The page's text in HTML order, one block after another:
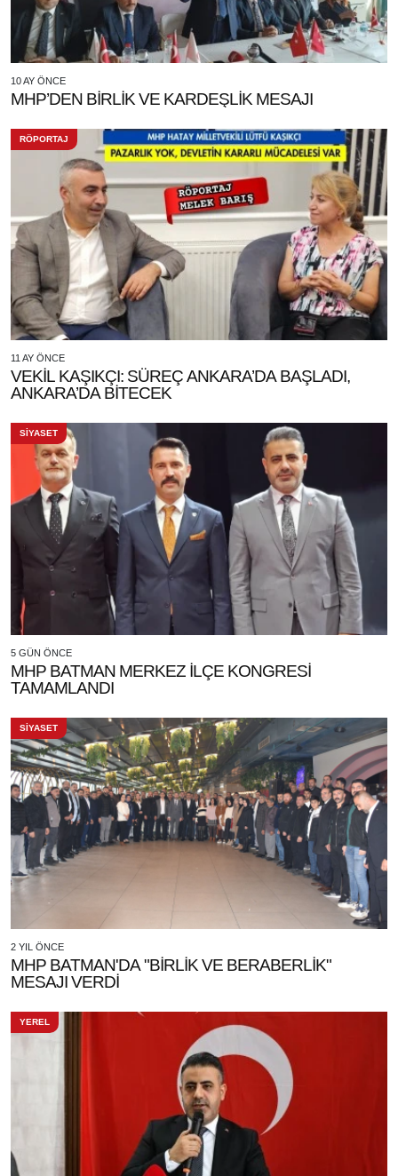
10 AY ÖNCE
MHP’DEN BİRLİK VE KARDEŞLİK MESAJI
RÖPORTAJ
11 AY ÖNCE
VEKİL KAŞIKÇI: SÜREÇ ANKARA’DA BAŞLADI,
ANKARA’DA BİTECEK
SİYASET
5 GÜN ÖNCE
MHP BATMAN MERKEZ İLÇE KONGRESİ
TAMAMLANDI
SİYASET
2 YIL ÖNCE
MHP BATMAN'DA "BİRLİK VE BERABERLİK"
MESAJI VERDİ
YEREL